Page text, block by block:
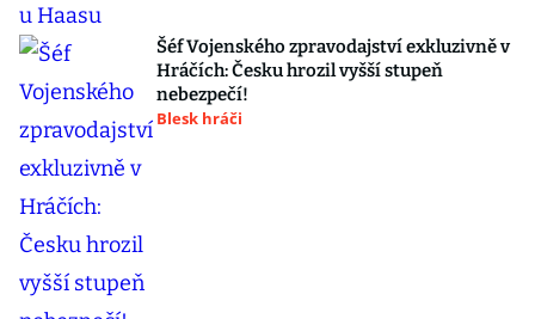
Šéf Vojenského zpravodajství exkluzivně v
Hráčích: Česku hrozil vyšší stupeň
nebezpečí!
Blesk hráči